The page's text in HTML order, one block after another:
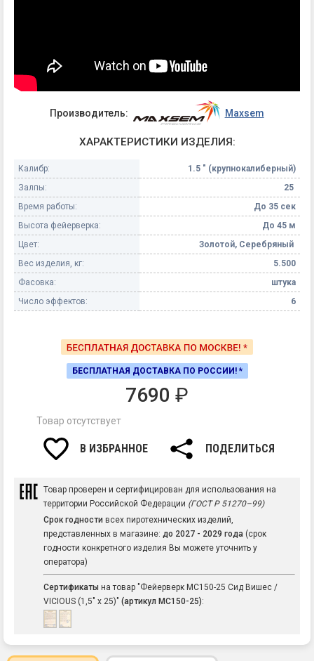
Производитель: Maxsem
ХАРАКТЕРИСТИКИ ИЗДЕЛИЯ:
Калибр:
1.5 " (крупнокалиберный)
Залпы:
25
Время работы:
До 35 сек
Высота фейерверка:
До 45 м
Цвет:
Золотой, Серебряный
Вес изделия, кг:
5.500
Фасовка:
штука
Число эффектов:
6
БЕСПЛАТНАЯ ДОСТАВКА ПО РОССИИ! *
7690 ₽
Товар отсутствует
В ИЗБРАННОЕ ПОДЕЛИТЬСЯ
Товар проверен и сертифицирован для использования на
территории Российской Федерации (ГОСТ Р 51270–99)
Срок годности всех пиротехнических изделий,
представленных в магазине: до 2027 - 2029 года (срок
годности конкретного изделия Вы можете уточнить у
оператора)
Сертификаты на товар "Фейерверк МС150-25 Сид Вишес /
VICIOUS (1,5" х 25)" (артикул MC150-25):